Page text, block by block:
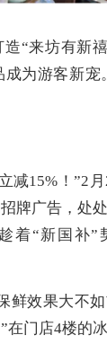
“来坊有新
为游客新宠
减15%！”2
牌广告，处
着“新国补”
鲜效果大不
在门店4楼的